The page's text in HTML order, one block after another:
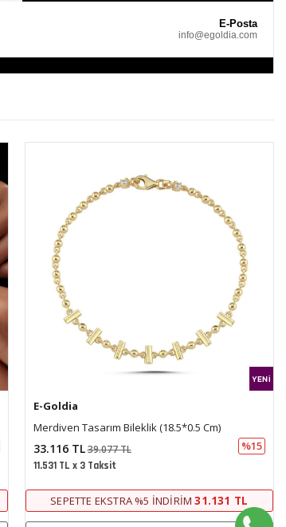
E-Posta
info@egoldia.com
E-Goldia
Damla Taş Tasarım Bileklik (18.5*0.5 Cm)
36.526 TL43.101 TL %15
12.718 TL x 3 Taksit
SEPETTE EKSTRA %5 İNDIRIM34.336 TL